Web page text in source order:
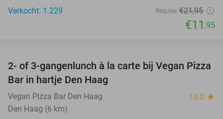
Verkocht: 1.229 Regulier €21,95
€11 ,95
33%
2- of 3-gangenlunch à la carte bij Vegan Pizza
Bar in hartje Den Haag
Vegan Pizza Bar Den Haag 10.0 star
Den Haag (6 km)